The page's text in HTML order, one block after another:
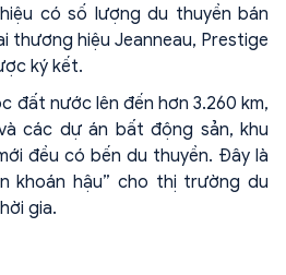
có số lượng du thuyền bán
thương hiệu Jeanneau, Prestige
ký kết.
đất nước lên đến hơn 3.260 km,
các dự án bất động sản, khu
đều có bến du thuyền. Đây là
khoán hậu” cho thị trường du
gia.